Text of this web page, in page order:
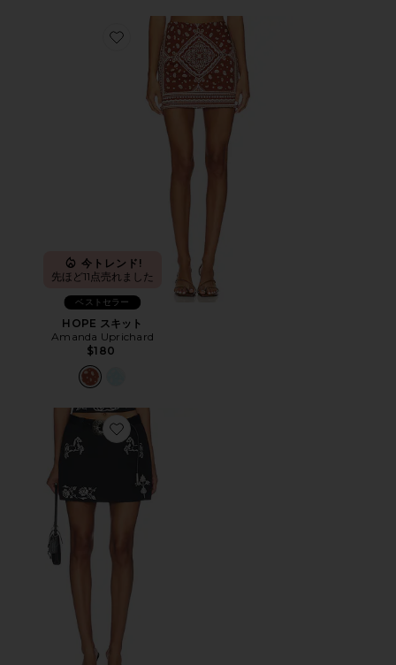
Favorite HOPE スキット
今トレンド!
先ほど11点売れました
ベストセラー
HOPE スキット
Amanda Uprichard
$180
Favorite CROSS STITCH EMBROIDERED WITH